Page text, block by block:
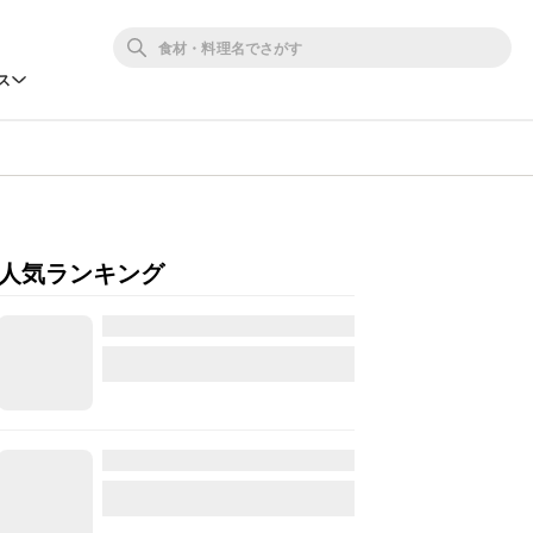
人気ランキング